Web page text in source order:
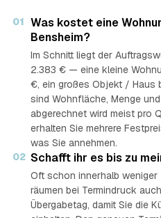
01 Was kostet eine
Bensheim?
Im Schnitt liegt der
2.383 € — eine kleine
€, ein großes Objekt / Haus
sind Wohnfläche, Menge
abgerechnet wird meist pro
erhalten Sie mehrere
was Sie annehmen.
02 Schafft ihr es bis zu
Oft schon innerhalb
räumen bei Termindruck
Übergabetag, damit Sie die